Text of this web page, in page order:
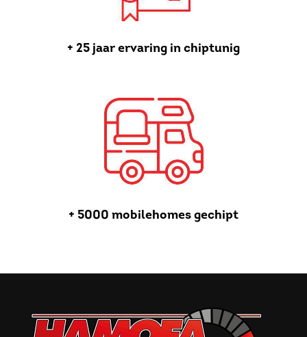
+ 25 jaar ervaring in chiptunig
+ 5000 mobilehomes gechipt